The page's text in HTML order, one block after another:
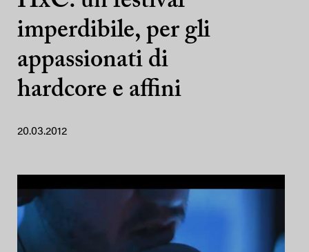
imperdibile, per gli
appassionati di
hardcore e affini
20.03.2012